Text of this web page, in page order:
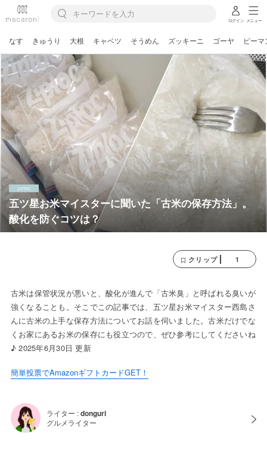
ログイン メニュー
なす きゅうり 大根 キャベツ そうめん ズッキーニ ゴーヤ ピーマ
五ツ星お米マイスターに聞いた「古米の保存方法」。
酸化を防ぐコツは？
クリップ 1
古米は保管状況が悪いと、酸化が進んで「古米臭」と呼ばれる臭いが
強くなることも。そこでこの記事では、五ツ星お米マイスター西島さ
んに古米の上手な保存方法についてお話を伺いました。古米だけでな
くお家にあるお米の保存にも役立つので、ぜひ参考にしてくださいね
♪ 2025年6月30日 更新
簡単投票でAmazonギフトカードGET！
ライター :donguri
グルメライター